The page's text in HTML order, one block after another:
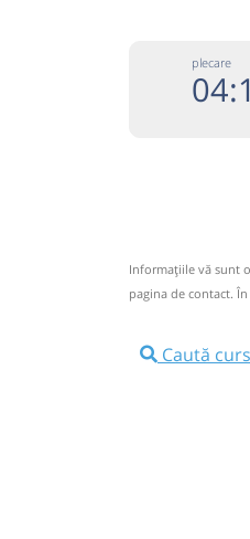
plecare
Circulă
la 3-6
Informaţiile vă sunt
pagina de contact.
Caută